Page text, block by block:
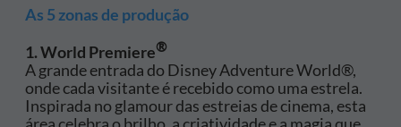
As 5 zonas de produção
1. World Premiere®
A grande entrada do Disney Adventure World®,
onde cada visitante é recebido como uma estrela.
Inspirada no glamour das estreias de cinema, esta